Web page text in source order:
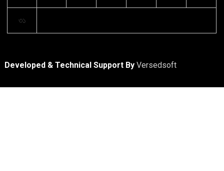
৩১
Developed & Technical Support ByVersedsoft